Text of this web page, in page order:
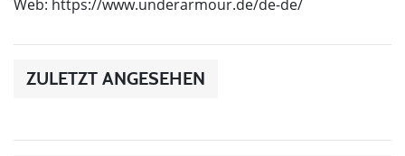
Web: https://www.underarmour.de/de-de/
ZULETZT ANGESEHEN